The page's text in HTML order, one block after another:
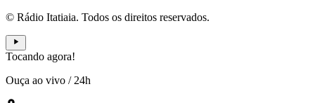
© Rádio Itatiaia. Todos os direitos reservados.
Tocando agora!
Ouça ao vivo / 24h